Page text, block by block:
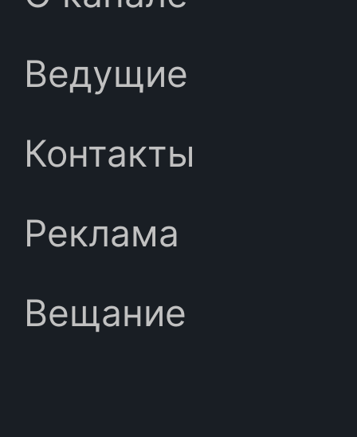
Ведущие
Контакты
Реклама
Вещание